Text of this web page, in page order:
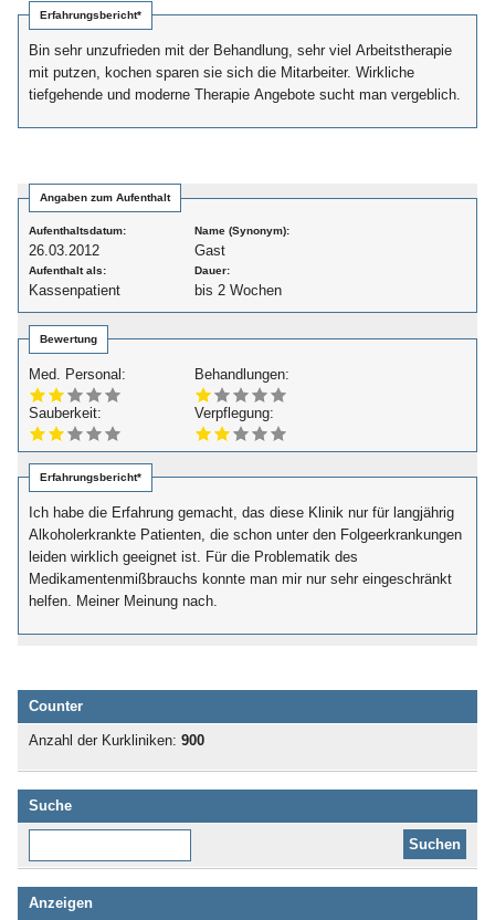
Erfahrungsbericht*
Bin sehr unzufrieden mit der Behandlung, sehr viel Arbeitstherapie
mit putzen, kochen sparen sie sich die Mitarbeiter. Wirkliche
tiefgehende und moderne Therapie Angebote sucht man vergeblich.
Angaben zum Aufenthalt
Aufenthaltsdatum:
26.03.2012
Name (Synonym):
Gast
Aufenthalt als:
Kassenpatient
Dauer:
bis 2 Wochen
Bewertung
Med. Personal: Behandlungen:
Sauberkeit: Verpflegung:
Erfahrungsbericht*
Ich habe die Erfahrung gemacht, das diese Klinik nur für langjährig
Alkoholerkrankte Patienten, die schon unter den Folgeerkrankungen
leiden wirklich geeignet ist. Für die Problematik des
Medikamentenmißbrauchs konnte man mir nur sehr eingeschränkt
helfen. Meiner Meinung nach.
Counter
Anzahl der Kurkliniken: 900
Suche
Anzeigen